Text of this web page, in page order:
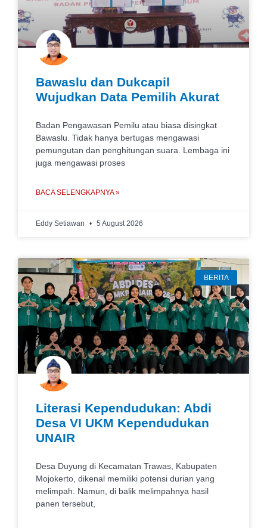
Bawaslu dan Dukcapil
Wujudkan Data Pemilih Akurat
Badan Pengawasan Pemilu atau biasa disingkat
Bawaslu. Tidak hanya bertugas mengawasi
pemungutan dan penghitungan suara. Lembaga ini
juga mengawasi proses
BACA SELENGKAPNYA »
Eddy Setiawan 5 August 2026
BERITA
Literasi Kependudukan: Abdi
Desa VI UKM Kependudukan
UNAIR
Desa Duyung di Kecamatan Trawas, Kabupaten
Mojokerto, dikenal memiliki potensi durian yang
melimpah. Namun, di balik melimpahnya hasil
panen tersebut,